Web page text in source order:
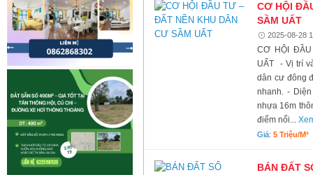
CƠ HỘI
SẦM UẤT
2025-08-28
CƠ HỘI
UẤT - Vị trí
dân cư đông
nhanh. -
nhựa 16m
điểm nổi...
Giá:5 Triệu/m²
BÁN ĐẤT